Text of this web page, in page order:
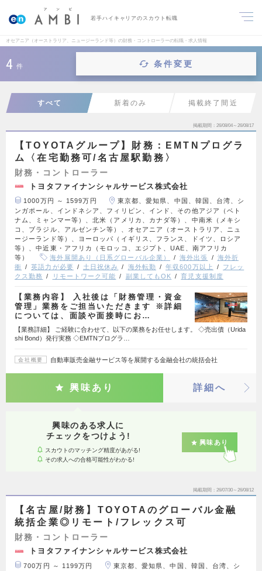
若手ハイキャリアのスカウト転職
オセアニア（オーストラリア、ニュージーランド等）の財務・コントローラーの転職・求人情報
4 件 条件変更
すべて 新着のみ 掲載終了間近
掲載期間 26/08/04～26/08/17
【TOYOTAグループ】財務：EMTNプログラ
ム〈在宅勤務可/名古屋駅勤務〉
財務・コントローラー
トヨタファイナンシャルサービス株式会社
1000万円 ～ 1599万円
東京都、愛知県、中国、韓国、台湾、シ
ンガポール、インドネシア、フィリピン、インド、その他アジア（ベト
ナム、ミャンマー等）、北米（アメリカ、カナダ等）、中南米（メキシ
コ、ブラジル、アルゼンチン等）、オセアニア（オーストラリア、ニュ
ージーランド等）、ヨーロッパ（イギリス、フランス、ドイツ、ロシア
等）、中近東・アフリカ（モロッコ、エジプト、UAE、南アフリカ
等）
海外展開あり（日系グローバル企業） 海外出張
海外折
衝
英語力が必要 土日祝休み 海外転勤 年収600万以上
フレッ
クス勤務
リモートワーク可能 副業してもOK 育児支援制度
【業務内容】 入社後は「財務管理・資金
管理」業務をご担当いただきます ※詳細
については、面談や面接時にお…
【業務詳細】 ご経験に合わせて、以下の業務をお任せします。 ◇売出債（Urida
shi Bond）発行実務 ◇EMTNプログラ…
会社概要 自動車販売金融サービス等を展開する金融会社の統括会社
興味あり 詳細へ
興味のある求人に
チェックをつけよう!
スカウトのマッチング精度があがる!
その求人への合格可能性がわかる!
興味あり
掲載期間 26/07/30～26/08/12
【名古屋/財務】TOYOTAのグローバル金融
統括企業◎リモート/フレックス可
財務・コントローラー
トヨタファイナンシャルサービス株式会社
700万円 ～ 1199万円
東京都、愛知県、中国、韓国、台湾、シ